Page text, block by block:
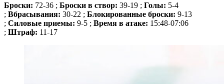
Броски: 72-36 ; Броски в створ: 39-19 ; Голы: 5-4
; Вбрасывания: 30-22 ; Блокированные броски: 9-13
; Силовые приемы: 9-5 ; Время в атаке: 15:48-07:06
; Штраф: 11-17